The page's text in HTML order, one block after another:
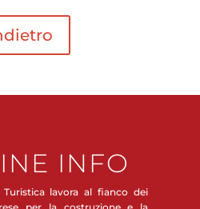
INFO
Turistica lavora al fianco dei